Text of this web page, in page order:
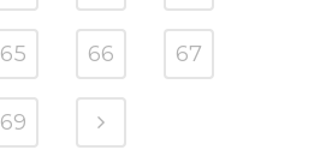
65 66 67
69